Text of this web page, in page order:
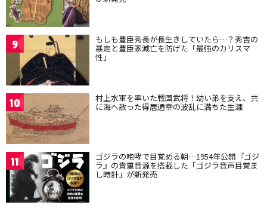
9 もしも豊臣秀長が長生きしていたら…？秀吉の
暴走と豊臣家滅亡を防げた「最強のカリスマ
性」
10 村上水軍を率いた戦国武将！幼い弟を支え、共
に海へ散った得居通幸の波乱に満ちた生涯
11 ゴジラの咆哮で目覚める朝…1954年公開『ゴジ
ラ』の貴重音源を搭載した「ゴジラ音声目覚ま
し時計」が新発売